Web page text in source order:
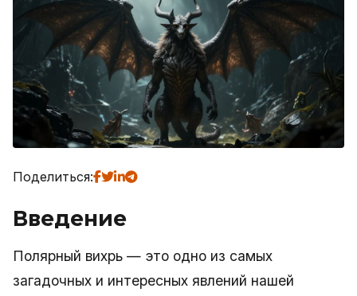
Поделиться:
Введение
Полярный вихрь — это одно из самых
загадочных и интересных явлений нашей